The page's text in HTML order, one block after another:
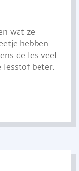
wat ze
hebben
de les veel
lesstof beter.